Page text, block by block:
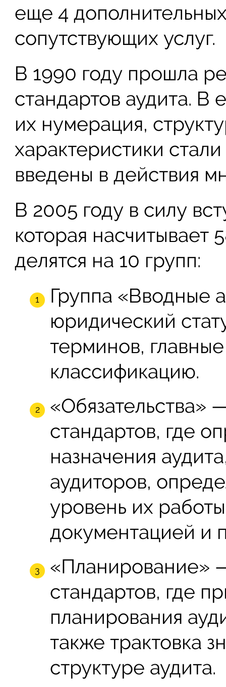
еще 4
сопутствующих услуг.
В 1990 году прошла
стандартов аудита. В
их нумерация,
характеристики
введены в действия
В 2005 году в силу
которая насчитывает
делятся на 10 групп:
Группа «Вводные
юридический
терминов,
классификацию.
«Обязательства»
стандартов, где
назначения
аудиторов,
уровень их
документацией и
«Планирование»
стандартов, где
планирования
также трактовка
структуре аудита.